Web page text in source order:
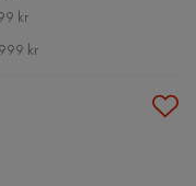
kr
kr